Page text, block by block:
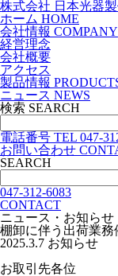
株式会社 日本光器
ホーム HOME
会社情報 COMPANY
経営理念
会社概要
アクセス
製品情報
ニュース NEWS
検索 SEARCH
電話番号 TEL 047-
お問い合わせ
SEARCH
047-312-6083
CONTACT
ニュース・お知らせ
棚卸に伴う出荷業
2025.3.7 お知らせ
お取引先各位